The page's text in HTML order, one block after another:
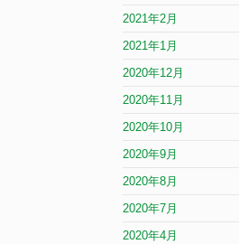
2021年2月
2021年1月
2020年12月
2020年11月
2020年10月
2020年9月
2020年8月
2020年7月
2020年4月